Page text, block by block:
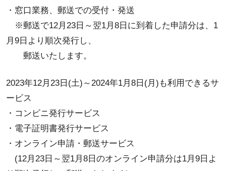
・窓口業務、郵送での受付・発送
※郵送で12月23日～翌1月8日に到着した申請分は、1
月9日より順次発行し、
郵送いたします。
2023年12月23日(土)～2024年1月8日(月)も利用できるサ
ービス
・コンビニ発行サービス
・電子証明書発行サービス
・オンライン申請・郵送サービス
(12月23日～翌1月8日のオンライン申請分は1月9日よ